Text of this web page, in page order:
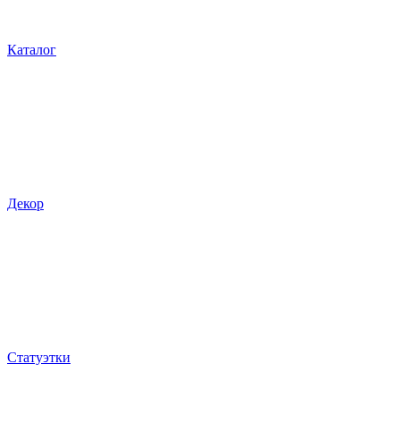
Каталог
Декор
Статуэтки